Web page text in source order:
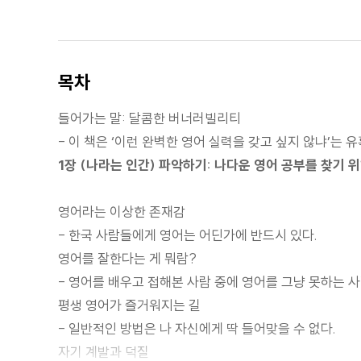
목차
들어가는 말: 달콤한 버너러빌리티
- 이 책은 ‘이런 완벽한 영어 실력을 갖고 싶지 않냐’는
1장 (나라는 인간) 파악하기: 나다운 영어 공부를 찾기 위
영어라는 이상한 존재감
- 한국 사람들에게 영어는 어딘가에 반드시 있다.
영어를 잘한다는 게 뭐람?
- 영어를 배우고 접해본 사람 중에 영어를 그냥 못하는
평생 영어가 즐거워지는 길
- 일반적인 방법은 나 자신에게 딱 들어맞을 수 없다.
자기 계발과 덕질